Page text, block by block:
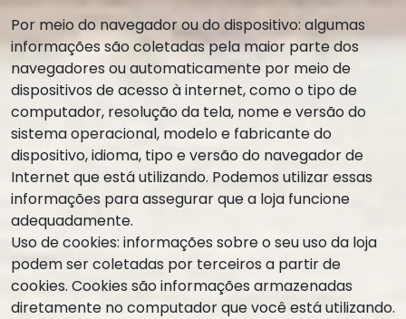
Por meio do navegador ou do dispositivo: algumas
informações são coletadas pela maior parte dos
navegadores ou automaticamente por meio de
dispositivos de acesso à internet, como o tipo de
computador, resolução da tela, nome e versão do
sistema operacional, modelo e fabricante do
dispositivo, idioma, tipo e versão do navegador de
Internet que está utilizando. Podemos utilizar essas
informações para assegurar que a loja funcione
adequadamente.
Uso de cookies: informações sobre o seu uso da loja
podem ser coletadas por terceiros a partir de
cookies. Cookies são informações armazenadas
diretamente no computador que você está utilizando.